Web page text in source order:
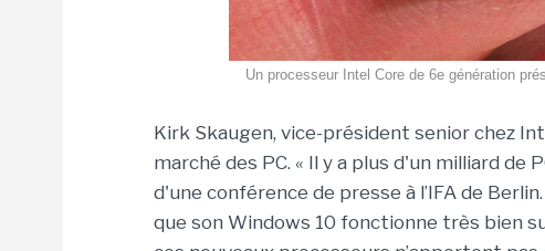
Un processeur Intel Core de 6e génération
Kirk Skaugen, vice-président senior chez
marché des PC. « Il y a plus d'un milliard de
d'une conférence de presse à l’IFA de
que son Windows 10 fonctionne très bien